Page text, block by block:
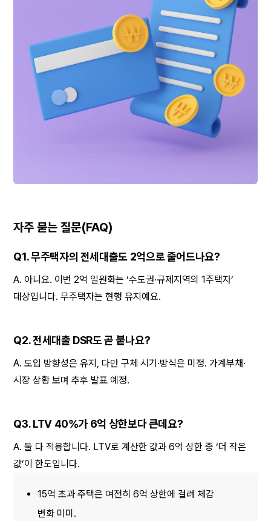
자주 묻는 질문(FAQ)
Q1. 무주택자의 전세대출도 2억으로 줄어드나요?
A. 아니요. 이번 2억 일원화는 ‘수도권·규제지역의 1주택자’
대상입니다. 무주택자는 현행 유지예요.
Q2. 전세대출 DSR도 곧 붙나요?
A. 도입 방향성은 유지, 다만 구체 시기·방식은 미정. 가계부채·
시장 상황 보며 추후 발표 예정.
Q3. LTV 40%가 6억 상한보다 큰데요?
A. 둘 다 적용합니다. LTV로 계산한 값과 6억 상한 중 ‘더 작은
값’이 한도입니다.
15억 초과 주택은 여전히 6억 상한에 걸려 체감
변화 미미.